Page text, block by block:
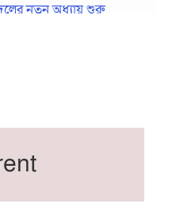
নতুন অধ্যায় শুরু
চয়েজসহ ফুটবলার হামজা